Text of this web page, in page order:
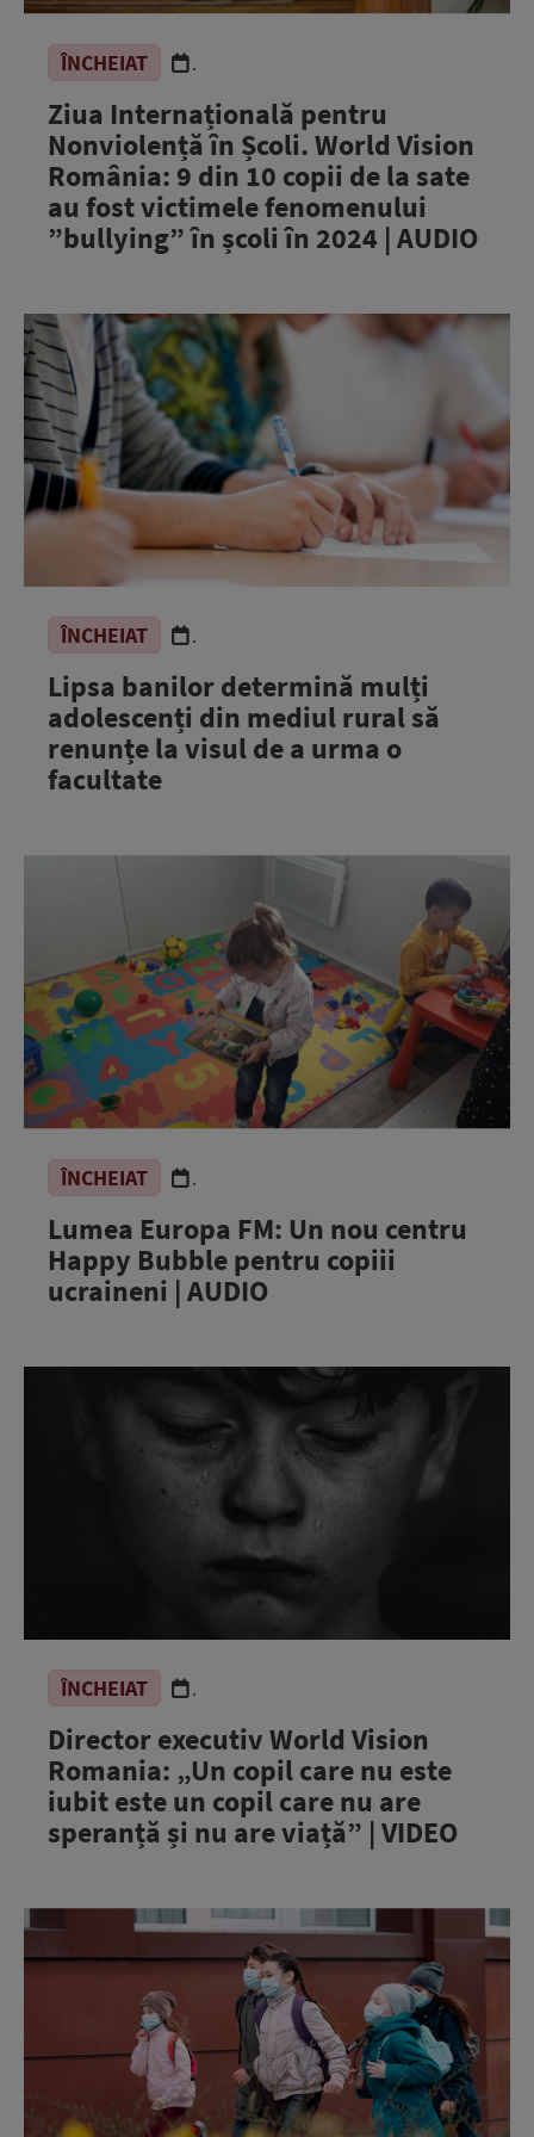
ÎNCHEIAT .
Ziua Internațională pentru
Nonviolență în Școli. World Vision
România: 9 din 10 copii de la sate
au fost victimele fenomenului
”bullying” în școli în 2024 | AUDIO
ÎNCHEIAT .
Lipsa banilor determină mulți
adolescenți din mediul rural să
renunțe la visul de a urma o
facultate
ÎNCHEIAT .
Lumea Europa FM: Un nou centru
Happy Bubble pentru copiii
ucraineni | AUDIO
ÎNCHEIAT .
Director executiv World Vision
Romania: „Un copil care nu este
iubit este un copil care nu are
speranță și nu are viață” | VIDEO